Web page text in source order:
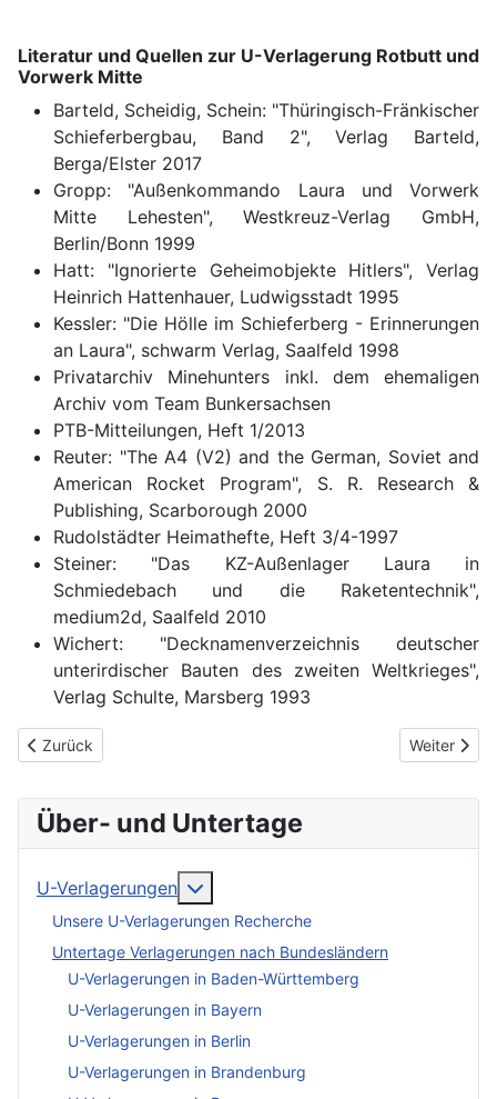
Literatur und Quellen zur U-Verlagerung Rotbutt und
Vorwerk Mitte
Barteld, Scheidig, Schein: "Thüringisch-Fränkischer
Schieferbergbau, Band 2", Verlag Barteld,
Berga/Elster 2017
Gropp: "Außenkommando Laura und Vorwerk
Mitte Lehesten", Westkreuz-Verlag GmbH,
Berlin/Bonn 1999
Hatt: "Ignorierte Geheimobjekte Hitlers", Verlag
Heinrich Hattenhauer, Ludwigsstadt 1995
Kessler: "Die Hölle im Schieferberg - Erinnerungen
an Laura", schwarm Verlag, Saalfeld 1998
Privatarchiv Minehunters inkl. dem ehemaligen
Archiv vom Team Bunkersachsen
PTB-Mitteilungen, Heft 1/2013
Reuter: "The A4 (V2) and the German, Soviet and
American Rocket Program", S. R. Research &
Publishing, Scarborough 2000
Rudolstädter Heimathefte, Heft 3/4-1997
Steiner: "Das KZ-Außenlager Laura in
Schmiedebach und die Raketentechnik",
medium2d, Saalfeld 2010
Wichert: "Decknamenverzeichnis deutscher
unterirdischer Bauten des zweiten Weltkrieges",
Verlag Schulte, Marsberg 1993
Vorheriger Beitrag: U-Verlagerung Bonit
Zurück Nächster
Weiter
Über- und Untertage
U-Verlagerungen
Unsere U-Verlagerungen Recherche
Untertage Verlagerungen nach Bundesländern
U-Verlagerungen in Baden-Württemberg
U-Verlagerungen in Bayern
U-Verlagerungen in Berlin
U-Verlagerungen in Brandenburg